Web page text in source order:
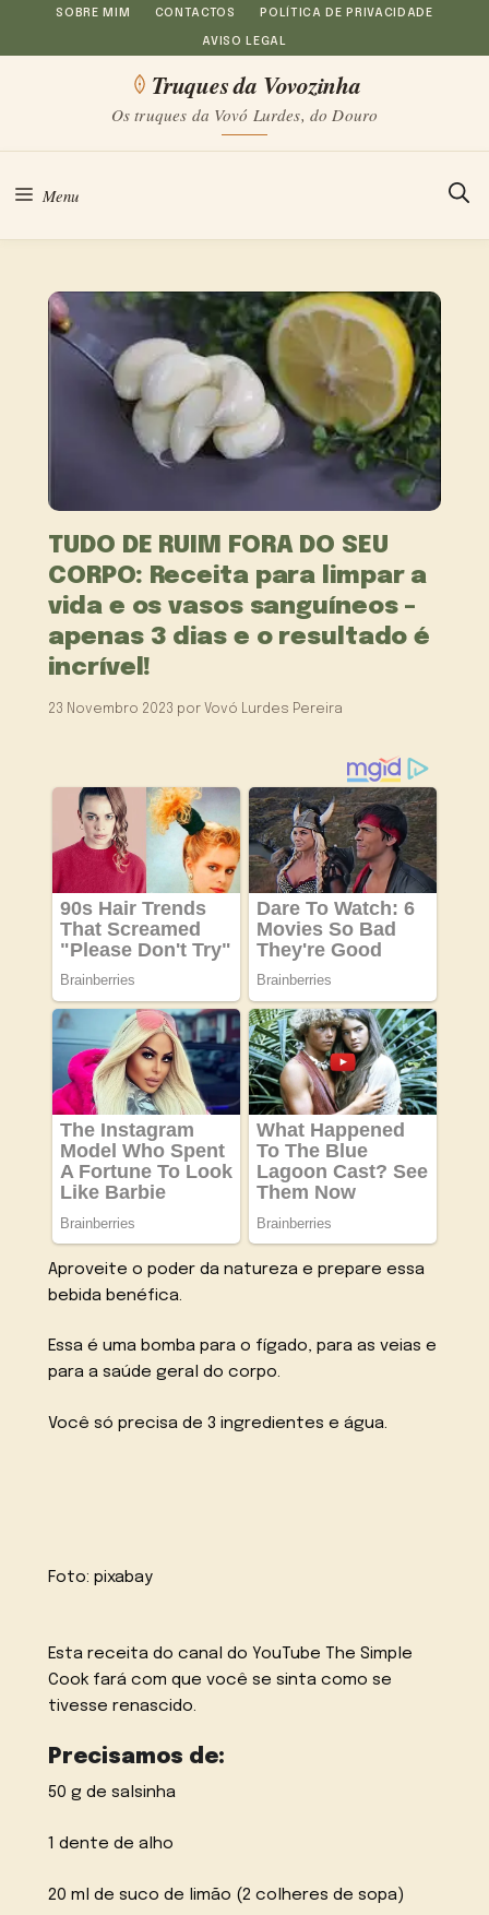
Saltar
para
conteúdo
SOBRE MIM CONTACTOS POLÍTICA DE PRIVACIDADE
AVISO LEGAL
Truques da Vovozinha
Os truques da Vovó Lurdes, do Douro
Menu
TUDO DE RUIM FORA DO SEU
CORPO: Receita para limpar a
vida e os vasos sanguíneos –
apenas 3 dias e o resultado é
incrível!
23 Novembro 2023 por Vovó Lurdes Pereira
Aproveite o poder da natureza e prepare essa
bebida benéfica.
Essa é uma bomba para o fígado, para as veias e
para a saúde geral do corpo.
Você só precisa de 3 ingredientes e água.
Foto:pixabay
Esta receita do canal do YouTube The Simple
Cook fará com que você se sinta como se
tivesse renascido.
Precisamos de:
50 g de salsinha
1 dente de alho
20 ml de suco de limão (2 colheres de sopa)